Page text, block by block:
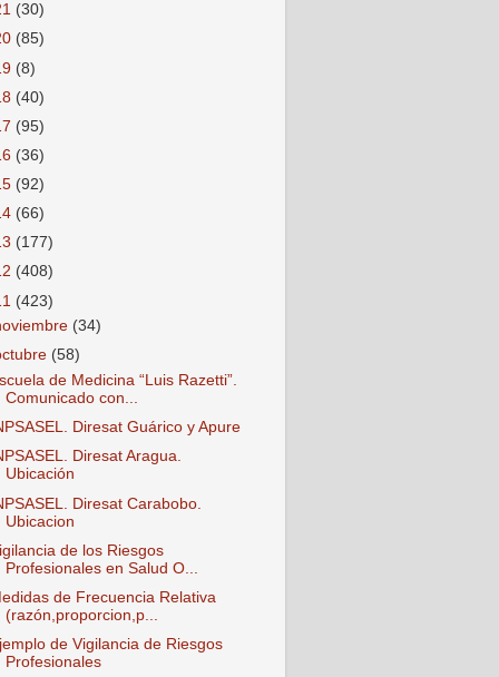
(30)
(85)
(8)
(40)
(95)
(36)
(92)
(66)
(177)
(408)
(423)
(34)
(58)
de Medicina “Luis Razetti”.
Comunicado con...
Diresat Guárico y Apure
Diresat Aragua.
Ubicación
Diresat Carabobo.
Ubicacion
de los Riesgos
Profesionales en Salud O...
de Frecuencia Relativa
(razón,proporcion,p...
de Vigilancia de Riesgos
Profesionales